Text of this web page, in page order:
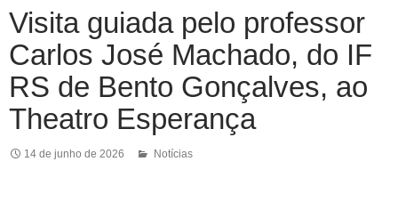
Visita guiada pelo professor
Carlos José Machado, do IF
RS de Bento Gonçalves, ao
Theatro Esperança
14 de junho de 2026 Notícias